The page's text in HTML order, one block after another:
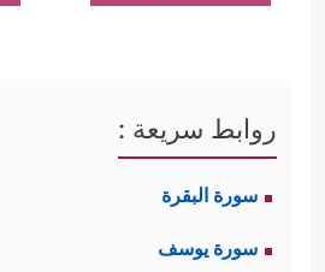
روابط سريعة :
سورة البقرة
سورة يوسف